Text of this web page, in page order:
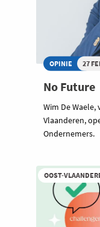
OPINIE 27
No Future
Wim De
Vlaanderen,
Ondernemers.
OOST-